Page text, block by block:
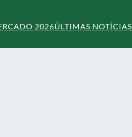
2026ÚLTIMAS NOTÍCIAS